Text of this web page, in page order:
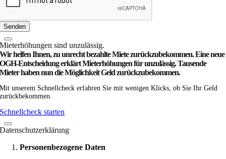
Senden
Miet­­erhöhungen sind unzulässig.
Wir helfen Ihnen, zu unrecht bezahlte Miete zurück­zubekommen. Eine neue
OGH-Entscheidung erklärt Mieterhöhungen für unzulässig. Tausende
Mieter haben nun die Möglichkeit Geld zurückzubekommen.
Mit unserem Schnellcheck erfahren Sie mit wenigen Klicks, ob Sie Ihr Geld
zurückbekommen.
Schnellcheck starten
Datenschutzerklärung
Personenbezogene Daten